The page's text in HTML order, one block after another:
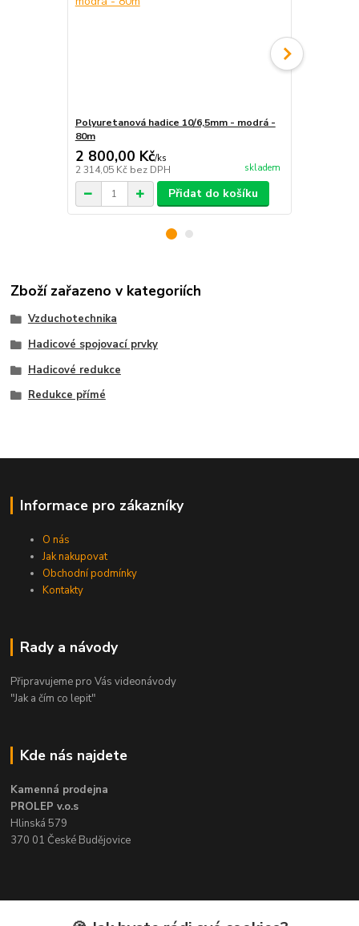
Polyuretanová hadice 10/6,5mm - modrá -
80m
2 800,00 Kč/ks
2 314,05 Kč bez DPH skladem
Přidat do košíku
Zboží zařazeno v kategoriích
Vzduchotechnika
Hadicové spojovací prvky
Hadicové redukce
Redukce přímé
Informace pro zákazníky
O nás
Jak nakupovat
Obchodní podmínky
Kontakty
Rady a návody
Připravujeme pro Vás videonávody
"Jak a čím co lepit"
Kde nás najdete
Kamenná prodejna
PROLEP v.o.s
Hlinská 579
370 01 České Budějovice